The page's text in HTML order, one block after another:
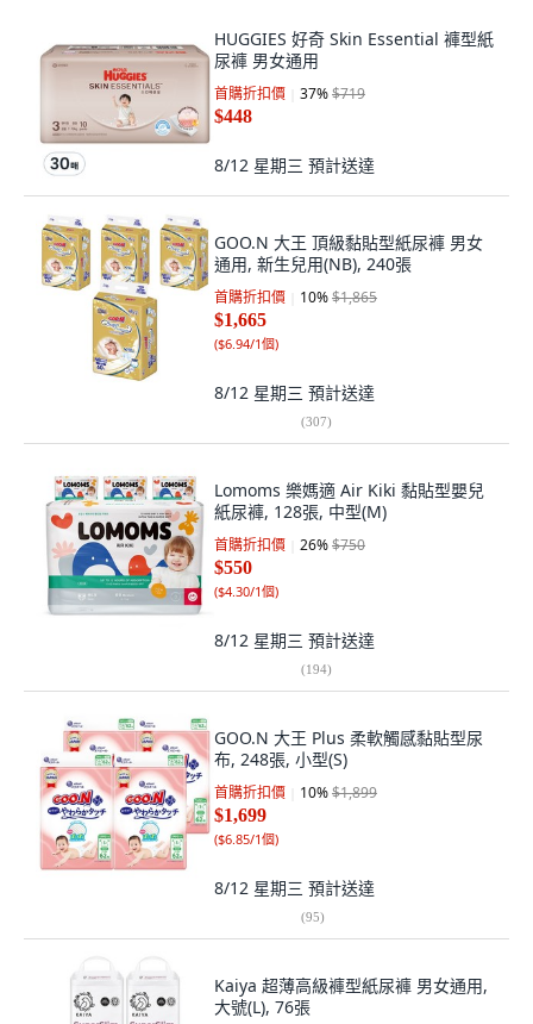
HUGGIES 好奇 Skin Essential 褲型紙
尿褲 男女通用
首購折扣價 37%$719
$448
8/12 星期三 預計送達
GOO.N 大王 頂級黏貼型紙尿褲 男女
通用, 新生兒用(NB), 240張
首購折扣價 10%$1,865
$1,665
($6.94/1個)
8/12 星期三 預計送達
(307)
Lomoms 樂媽適 Air Kiki 黏貼型嬰兒
紙尿褲, 128張, 中型(M)
首購折扣價 26%$750
$550
($4.30/1個)
8/12 星期三 預計送達
(194)
GOO.N 大王 Plus 柔軟觸感黏貼型尿
布, 248張, 小型(S)
首購折扣價 10%$1,899
$1,699
($6.85/1個)
8/12 星期三 預計送達
(95)
Kaiya 超薄高級褲型紙尿褲 男女通用,
大號(L), 76張